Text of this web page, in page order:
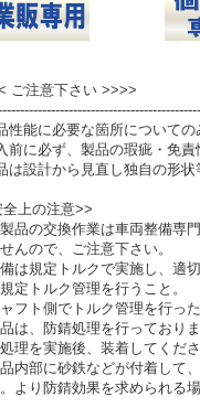
ご注意下さい >>>>
性能に必要な箇所についての
前に必ず、製品の瑕疵・免
は設計から見直し独自の形
上の注意>>
品の交換作業は車両整備専
んので、ご注意下さい。
は規定トルクで実施し、適
定トルク管理を行うこと。
フト側でトルク管理を行っ
は、防錆処理を行っており
理を実施後、装着してくださ
内部に砂鉄などが付着して
より防錆効果を求められる